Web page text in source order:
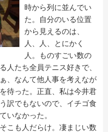
時から列に並んでい
た。自分のいる位置
から見えるのは、
人、人、とにかく
人。ものすごい数の
人たち全員テニス好きで、
、なんて他人事を考えなが
待った。正直、私は今井君
訳でもないので、イチゴ食
いなかった。
こも人だらけ。凄まじい数